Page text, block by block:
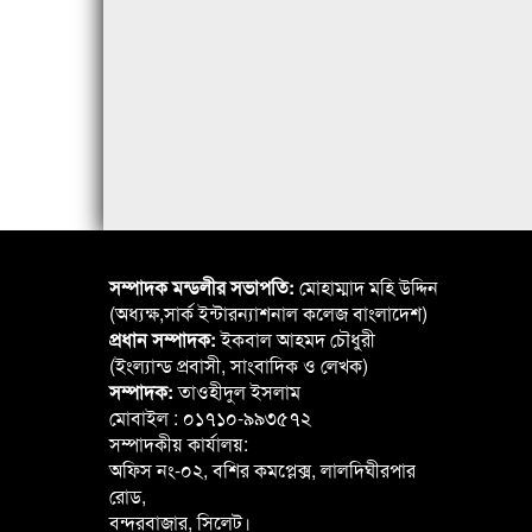
সম্পাদক মন্ডলীর সভাপতি: মোহাম্মাদ মহি উদ্দিন
(অধ্যক্ষ,সার্ক ইন্টারন্যাশনাল কলেজ বাংলাদেশ)
প্রধান সম্পাদক:ইকবাল আহমদ চৌধুরী
(ইংল্যান্ড প্রবাসী, সাংবাদিক ও লেখক)
সম্পাদক:তাওহীদুল ইসলাম
মোবাইল : ০১৭১০-৯৯৩৫৭২
সম্পাদকীয় কার্যালয়:
অফিস নং-০২, বশির কমপ্লেক্স, লালদিঘীরপার
রোড,
বন্দরবাজার, সিলেট।